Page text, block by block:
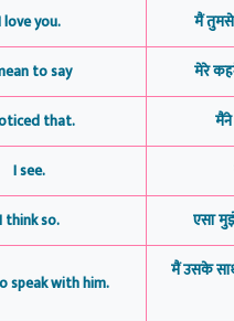
love you. मैं तुमसे
to say मेरे
that. मैंने
I see.
I think so. एसा
speak with him.
मैं उसके